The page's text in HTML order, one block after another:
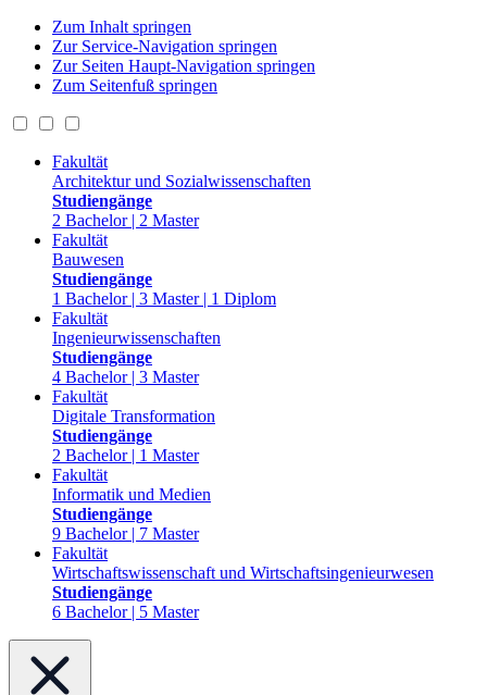
Zum Inhalt springen
Zur Service-Navigation springen
Zur Seiten Haupt-Navigation springen
Zum Seitenfuß springen
Fakultät
Architektur und Sozialwissenschaften
Studiengänge
2 Bachelor | 2 Master
Fakultät
Bauwesen
Studiengänge
1 Bachelor | 3 Master | 1 Diplom
Fakultät
Ingenieurwissenschaften
Studiengänge
4 Bachelor | 3 Master
Fakultät
Digitale Transformation
Studiengänge
2 Bachelor | 1 Master
Fakultät
Informatik und Medien
Studiengänge
9 Bachelor | 7 Master
Fakultät
Wirtschaftswissenschaft und Wirtschaftsingenieurwesen
Studiengänge
6 Bachelor | 5 Master